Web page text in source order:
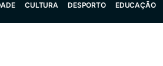
CULTURA DESPORTO EDUCAÇÃO